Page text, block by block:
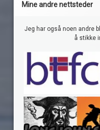
Mine andre nettsteder
Jeg har også noen andre
å stikke